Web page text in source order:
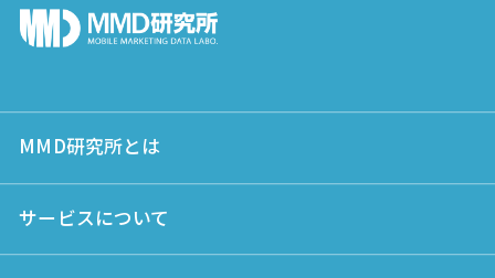
MMD研究所とは
サービスについて